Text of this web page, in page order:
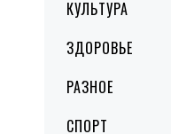
КУЛЬТУРА
ЗДОРОВЬЕ
РАЗНОЕ
СПОРТ